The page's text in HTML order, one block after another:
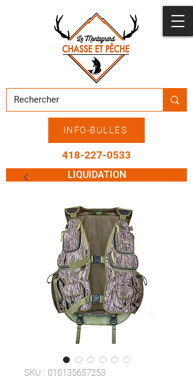
INFO-BULLES
418-227-0533
LIQUIDATION
SKU : 010135657253